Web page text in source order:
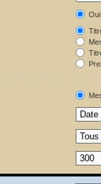
Oui